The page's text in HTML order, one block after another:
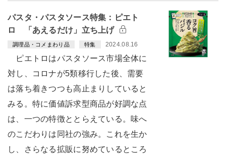
パスタ・パスタソース特集：ピエト
ロ 「あえるだけ」立ち上げ
調理品・コメまわり品 特集 2024.08.16
ピエトロはパスタソース市場全体に
対し、コロナが5類移行した後、需要
は落ち着きつつも高止まりしていると
みる。特に価値訴求型商品が好調な点
は、一つの特徴ととらえている。味へ
のこだわりは同社の強み。これを生か
し、さらなる拡販に努めているところ